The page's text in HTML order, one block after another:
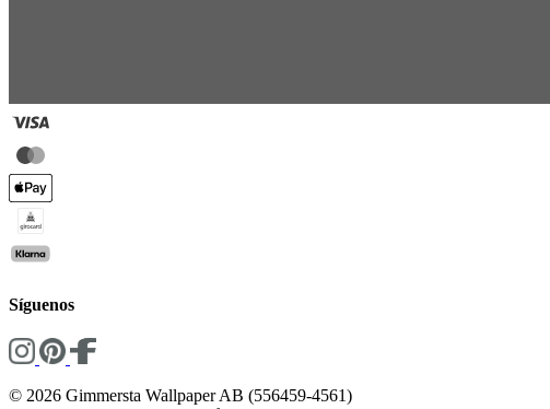
Síguenos
© 2026 Gimmersta Wallpaper AB (556459-4561)